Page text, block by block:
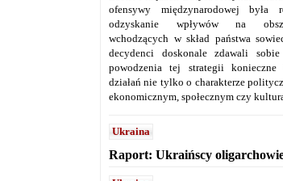
ofensywy międzynarodowej była
odzyskanie wpływów na
wchodzących w skład państwa
decydenci doskonale zdawali
powodzenia tej strategii konieczne
działań nie tylko o charakterze
ekonomicznym, społecznym czy
Ukraina
Raport: Ukraińscy